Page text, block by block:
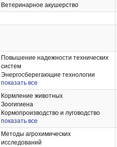
рецензируемых научных изданиях,
рекомендациями ВАК
Ветеринарное акушерство
Повышение надежности технических
систем
Энергосберегающие технологии
ремонта машин
Проектирование предприятий
технического сервиса
Повышение надежности
сельскохозяйственных машин
Основы научных исследований в
инженерии
Учебная технологическая (проектно-
показать все
Кормление животных
Зоогигиена
Кормопроизводство и луговодство
Учебная общепрофессиональная
практика
Общепрофессиональная практика
показать все
Методы агрохимических
исследований